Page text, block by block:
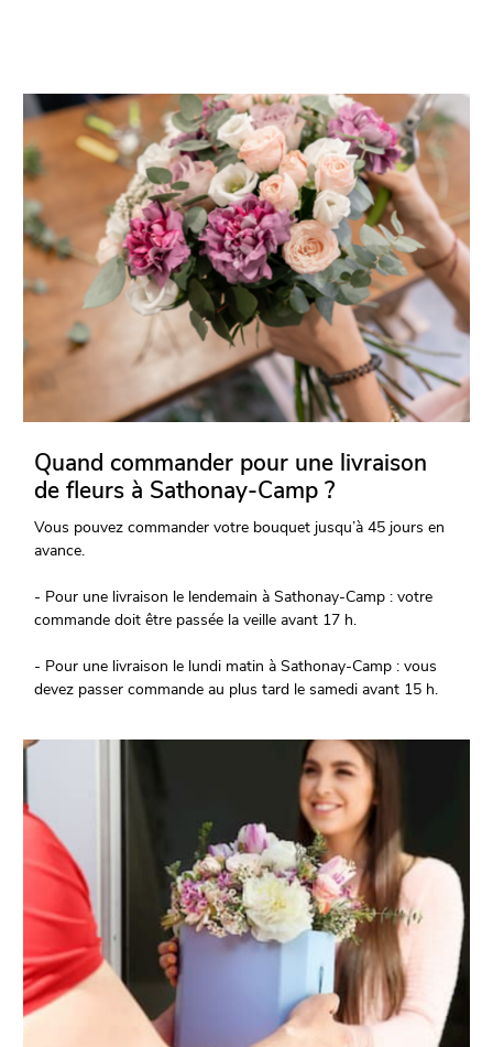
Quand commander pour une livraison
de fleurs à Sathonay-Camp ?
Vous pouvez commander votre bouquet jusqu’à 45 jours en
avance.
- Pour une livraison le lendemain à Sathonay-Camp : votre
commande doit être passée la veille avant 17 h.
- Pour une livraison le lundi matin à Sathonay-Camp : vous
devez passer commande au plus tard le samedi avant 15 h.